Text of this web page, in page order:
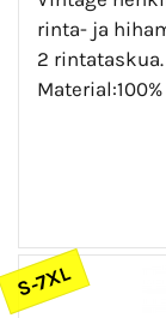
rinta- ja
2 rintataskua.
S-7XL